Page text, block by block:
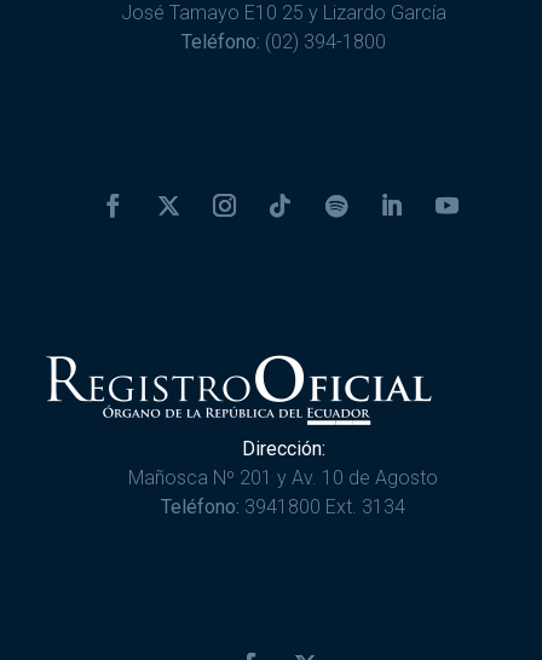
José Tamayo E10 25 y Lizardo García
Teléfono: (02) 394-1800
Dirección:
Mañosca Nº 201 y Av. 10 de Agosto
Teléfono: 3941800 Ext. 3134